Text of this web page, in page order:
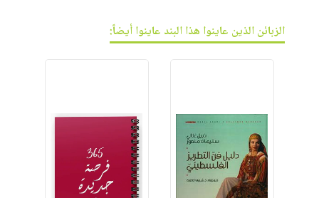
الزبائن الذين عاينوا هذا البند عاينوا أيضاً: